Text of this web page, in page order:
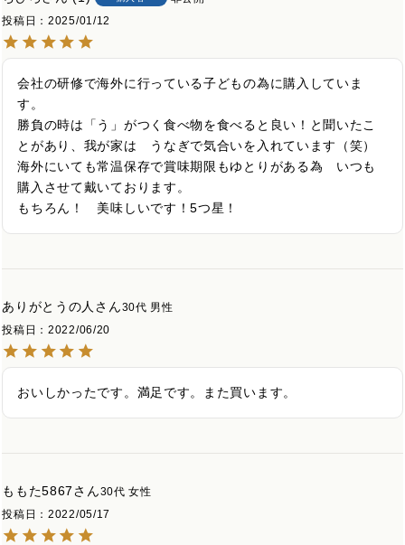
投稿日
2025/01/12
会社の研修で海外に行っている子どもの為に購入していま
す。
勝負の時は「う」がつく食べ物を食べると良い！と聞いたこ
とがあり、我が家は　うなぎで気合いを入れています（笑）
海外にいても常温保存で賞味期限もゆとりがある為　いつも
購入させて戴いております。
ありがとうの人 30代 男性
投稿日
2022/06/20
おいしかったです。満足です。また買います。
ももた5867 30代 女性
投稿日
2022/05/17